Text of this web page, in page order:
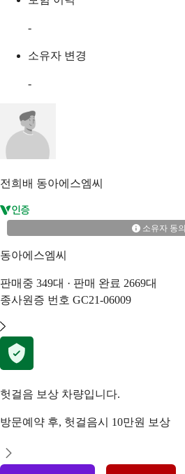
-
소유자 변경
-
전희배 동아에스엠씨
소유자 동의
동아에스엠씨
판매중 349대 · 판매 완료 2669대
종사원증 번호 GC21-06009
헛걸음 보상 차량입니다.
방문예약 후, 헛걸음시 10만원 보상